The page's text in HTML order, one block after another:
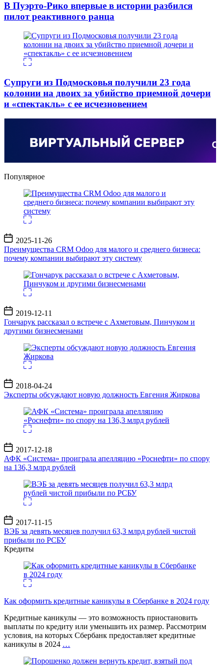
В Пуэрто-Рико впервые в истории разбился
пилот реактивного ранца
Супруги из Подмосковья получили 23 года
колонии на двоих за убийство приемной дочери
и «спектакль» с ее исчезновением
Популярное
Дата
записи
2025-11-26
Преимущества CRM Odoo для малого и среднего бизнеса:
почему компании выбирают эту систему
Дата
записи
2019-12-11
Гончарук рассказал о встрече с Ахметовым, Пинчуком и
другими бизнесменами
Дата
записи
2018-04-24
Эксперты обсуждают новую должность Евгения Жиркова
Дата
записи
2017-12-18
АФК «Система» проиграла апелляцию «Роснефти» по спору
на 136,3 млрд рублей
Дата
записи
2017-11-15
ВЭБ за девять месяцев получил 63,3 млрд рублей чистой
прибыли по РСБУ
Кредиты
Как оформить кредитные каникулы в Сбербанке в 2024 году
Кредитные каникулы — это возможность приостановить
выплаты по кредиту или уменьшить их размер. Рассмотрим
условия, на которых Сбербанк предоставляет кредитные
каникулы в 2024 …